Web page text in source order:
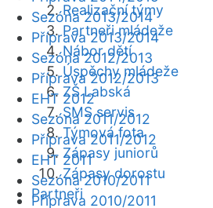
Realizační týmy
Partneři mládeže
Nábor dětí
Úspěchy mládeže
ZŠ Labská
SMS servis
Týmová fota
Zápasy juniorů
Zápasy dorostu
Partneři
Sezóna 2013/2014
Příprava 2013/2014
Sezóna 2012/2013
Příprava 2012/2013
EHT 2012
Sezóna 2011/2012
Příprava 2011/2012
EHT 2011
Sezóna 2010/2011
Příprava 2010/2011